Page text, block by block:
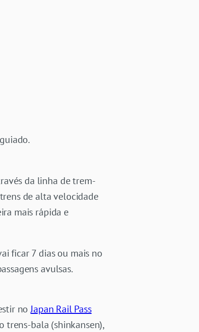
da linha de trem-
de alta velocidade
mais rápida e
ficar 7 dias ou mais no
avulsas.
noJapan Rail Pass
trens-bala (shinkansen),